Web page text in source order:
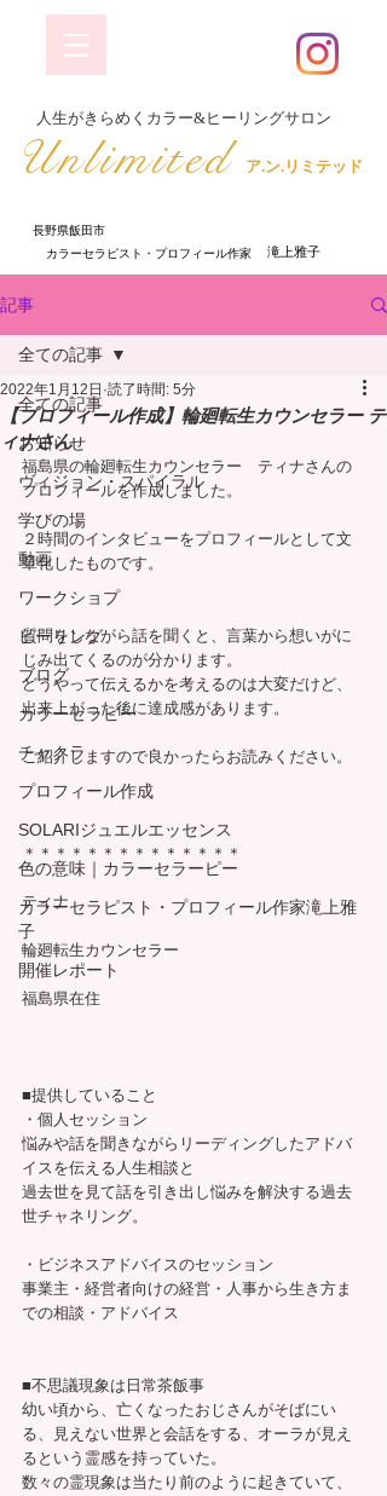
​人生がきらめくカラー&ヒーリングサロン
​Unlimited ア.ン.リミテッド
長野県飯田市
​カラーセラピスト・プロフィール作家
​ 滝上雅子
記事
全ての記事
お知らせ
ヴィジョン・スパイラル
学びの場
動画
ワークショプ
ヒーリング
ブログ
カラーセラピー
チャクラ
プロフィール作成
SOLARIジュエルエッセンス
色の意味｜カラーセラーピー
カラーセラピスト・プロフィール作家滝上雅
子
開催レポート
全ての記事
【プロフィール作成】輪廻転生カウンセラー テ
ィナさん
2022年1月12日 読了時間: 5分
福島県の輪廻転生カウンセラー　ティナさんの
プロフィールを作成しました。
２時間のインタビューをプロフィールとして文
章化したものです。
質問をしながら話を聞くと、言葉から想いがに
じみ出てくるのが分かります。
どうやって伝えるかを考えるのは大変だけど、
出来上がった後に達成感があります。
ご紹介しますので良かったらお読みください。
＊＊＊＊＊＊＊＊＊＊＊＊＊＊
ティナ
輪廻転生カウンセラー
福島県在住
■提供していること
・個人セッション
悩みや話を聞きながらリーディングしたアドバ
イスを伝える人生相談と
過去世を見て話を引き出し悩みを解決する過去
世チャネリング。
・ビジネスアドバイスのセッション
事業主・経営者向けの経営・人事から生き方ま
での相談・アドバイス
■不思議現象は日常茶飯事
幼い頃から、亡くなったおじさんがそばにい
る、見えない世界と会話をする、オーラが見え
るという霊感を持っていた。
数々の霊現象は当たり前のように起きていて、